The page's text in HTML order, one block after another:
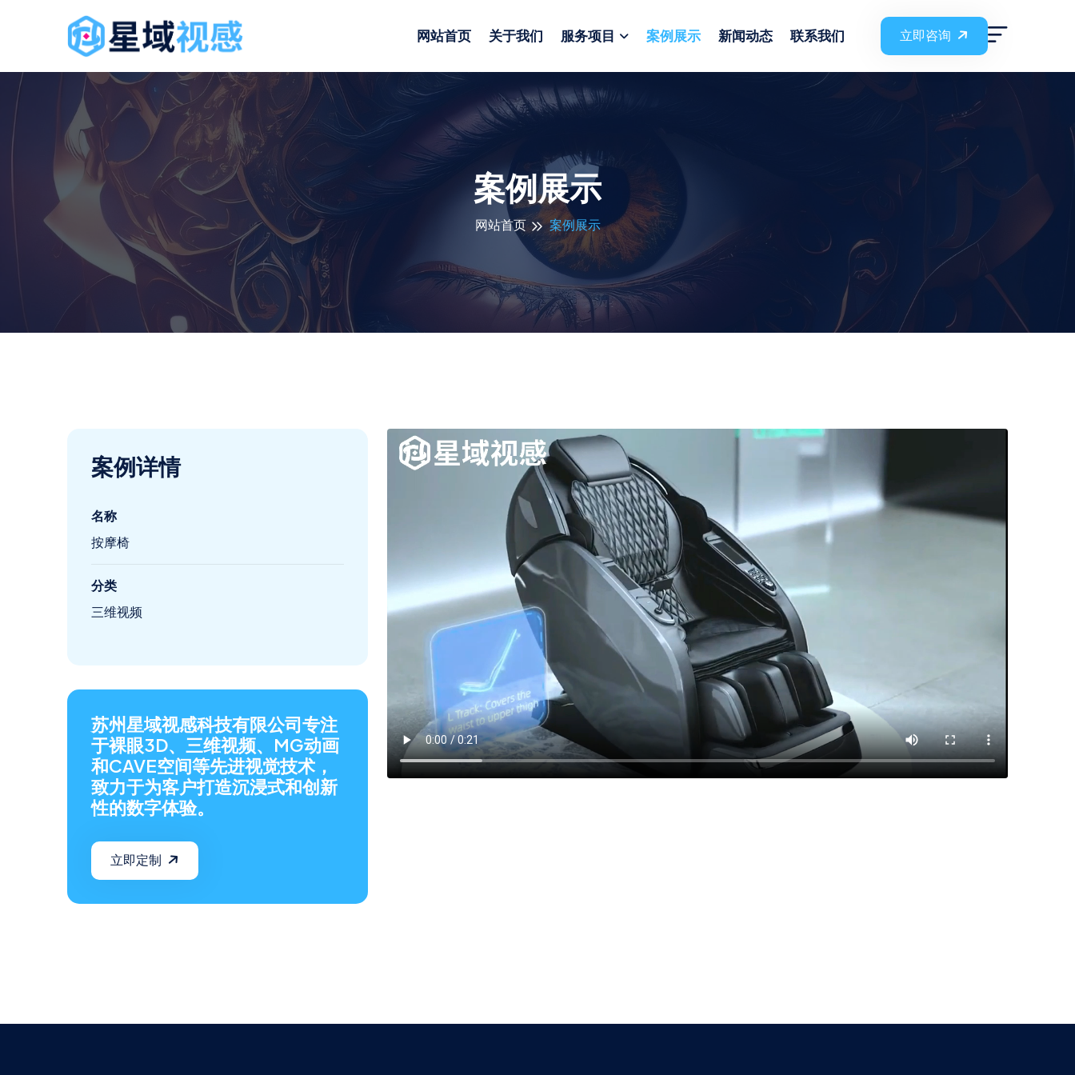
网站首页 关于我们 服务项目 案例展示 新闻动态 联系我们 立即咨询
案例展示
网站首页 案例展示
案例详情
名称
按摩椅
分类
三维视频
苏州星域视感科技有限公司专注
于裸眼3D、三维视频、MG动画
和CAVE空间等先进视觉技术，
致力于为客户打造沉浸式和创新
性的数字体验。
立即定制